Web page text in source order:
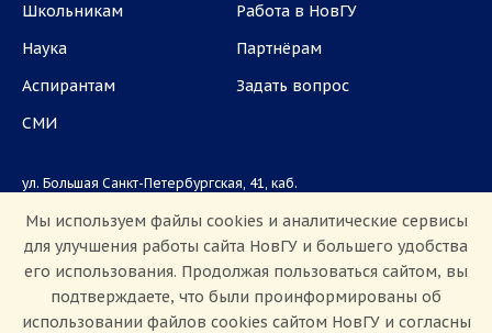
Школьникам
Наука
Аспирантам
СМИ
Работа в НовГУ
Партнёрам
Задать вопрос
ул. Большая Санкт-Петербургская, 41, каб.
Приемная комиссия: +7(8162)33-20-44
Мы используем файлы cookies и аналитические сервисы
для улучшения работы сайта НовГУ и большего удобства
его использования. Продолжая пользоваться сайтом, вы
подтверждаете, что были проинформированы об
использовании файлов cookies сайтом НовГУ и согласны